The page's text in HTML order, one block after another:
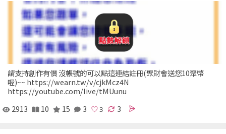
請支持創作有價 沒帳號的可以點這連結註冊(聚財會送您10聚幣
喔)~~ https://wearn.tw/v/cjkMcz4N
https://youtube.com/live/tMUunu
2913
10 15 3 3